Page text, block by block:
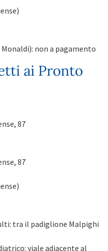
non a pagamento
ai Pronto
87
87
tra il padiglione Malpighi
viale adiacente al